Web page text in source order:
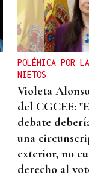
POLÉMICA POR
NIETOS
Violeta
del CGCEE:
debate
una
exterior, no
derecho al